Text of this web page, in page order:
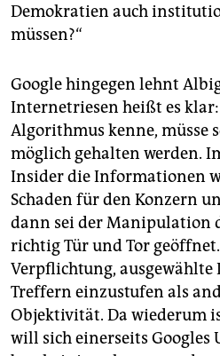
Demokratien auch
müssen?“
Google hingegen lehnt
Internetriesen heißt es klar:
Algorithmus kenne, müsse
möglich gehalten werden.
Insider die Informationen
Schaden für den Konzern
dann sei der Manipulation
richtig Tür und Tor
Verpflichtung,
Treffern einzustufen als
Objektivität. Da wiederum
will sich einerseits Googles